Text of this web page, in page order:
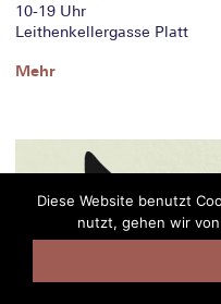
10-19 Uhr
Leithenkellergasse Platt
Mehr
Diese Website benutzt
nutzt, gehen wir